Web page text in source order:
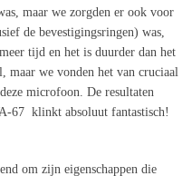
maar we zorgden er ook voor
de bevestigingsringen) was,
tijd en het is duurder dan het
maar we vonden het van cruciaal
microfoon. De resultaten
67 klinkt absoluut fantastisch!
om zijn eigenschappen die